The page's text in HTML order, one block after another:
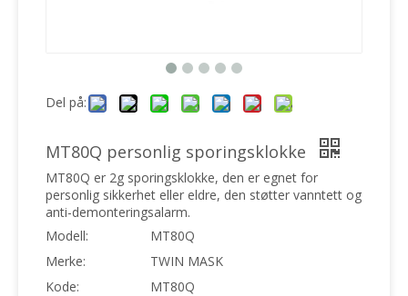
Del på:
MT80Q personlig sporingsklokke
MT80Q er 2g sporingsklokke, den er egnet for
personlig sikkerhet eller eldre, den støtter vanntett og
anti-demonteringsalarm.
Modell:
MT80Q
Merke:
TWIN MASK
Kode:
MT80Q